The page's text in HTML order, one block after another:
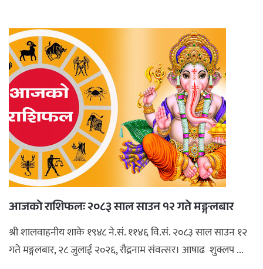
आजको राशिफलः २०८३ साल साउन १२ गते मङ्गलबार
श्री शालवाहनीय शाके १९४८ ने.सं. ११४६ वि.सं. २०८३ साल साउन १२
गते मङ्गलबार, २८ जुलाई २०२६, रौद्रनाम संवत्सर। आषाढ शुक्लप ...